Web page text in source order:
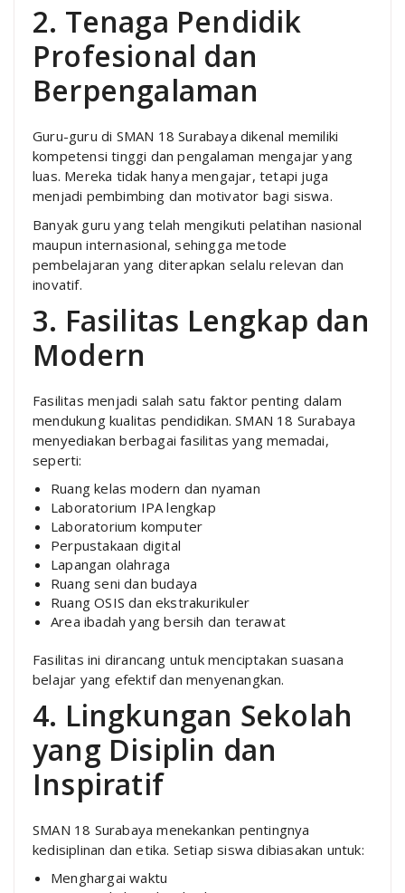
2. Tenaga Pendidik
Profesional dan
Berpengalaman
Guru-guru di SMAN 18 Surabaya dikenal memiliki
kompetensi tinggi dan pengalaman mengajar yang
luas. Mereka tidak hanya mengajar, tetapi juga
menjadi pembimbing dan motivator bagi siswa.
Banyak guru yang telah mengikuti pelatihan nasional
maupun internasional, sehingga metode
pembelajaran yang diterapkan selalu relevan dan
inovatif.
3. Fasilitas Lengkap dan
Modern
Fasilitas menjadi salah satu faktor penting dalam
mendukung kualitas pendidikan. SMAN 18 Surabaya
menyediakan berbagai fasilitas yang memadai,
seperti:
Ruang kelas modern dan nyaman
Laboratorium IPA lengkap
Laboratorium komputer
Perpustakaan digital
Lapangan olahraga
Ruang seni dan budaya
Ruang OSIS dan ekstrakurikuler
Area ibadah yang bersih dan terawat
Fasilitas ini dirancang untuk menciptakan suasana
belajar yang efektif dan menyenangkan.
4. Lingkungan Sekolah
yang Disiplin dan
Inspiratif
SMAN 18 Surabaya menekankan pentingnya
kedisiplinan dan etika. Setiap siswa dibiasakan untuk:
Menghargai waktu